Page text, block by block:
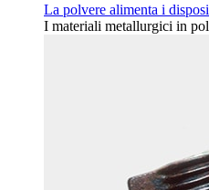
La polvere alimenta i
I materiali metallurgici in